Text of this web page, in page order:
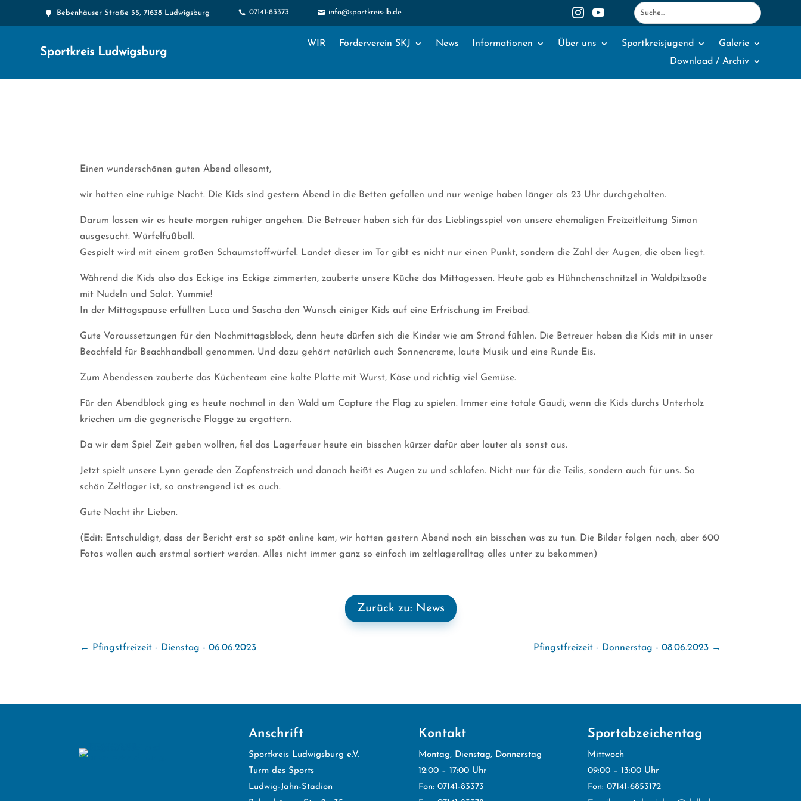
 Bebenhäuser Straße 35, 71638 Ludwigsburg  07141-83373  info@sportkreis-lb.de  
Sportkreis Ludwigsburg
WIR Förderverein SKJ News Informationen Über uns Sportkreisjugend
Galerie
Download / Archiv
Einen wunderschönen guten Abend allesamt,
wir hatten eine ruhige Nacht. Die Kids sind gestern Abend in die Betten gefallen und nur wenige haben länger als 23 Uhr durchgehalten.
Darum lassen wir es heute morgen ruhiger angehen. Die Betreuer haben sich für das Lieblingsspiel von unsere ehemaligen Freizeitleitung Simon
ausgesucht. Würfelfußball.
Gespielt wird mit einem großen Schaumstoffwürfel. Landet dieser im Tor gibt es nicht nur einen Punkt, sondern die Zahl der Augen, die oben liegt.
Während die Kids also das Eckige ins Eckige zimmerten, zauberte unsere Küche das Mittagessen. Heute gab es Hühnchenschnitzel in Waldpilzsoße
mit Nudeln und Salat. Yummie!
In der Mittagspause erfüllten Luca und Sascha den Wunsch einiger Kids auf eine Erfrischung im Freibad.
Gute Voraussetzungen für den Nachmittagsblock, denn heute dürfen sich die Kinder wie am Strand fühlen. Die Betreuer haben die Kids mit in unser
Beachfeld für Beachhandball genommen. Und dazu gehört natürlich auch Sonnencreme, laute Musik und eine Runde Eis.
Zum Abendessen zauberte das Küchenteam eine kalte Platte mit Wurst, Käse und richtig viel Gemüse.
Für den Abendblock ging es heute nochmal in den Wald um Capture the Flag zu spielen. Immer eine totale Gaudi, wenn die Kids durchs Unterholz
kriechen um die gegnerische Flagge zu ergattern.
Da wir dem Spiel Zeit geben wollten, fiel das Lagerfeuer heute ein bisschen kürzer dafür aber lauter als sonst aus.
Jetzt spielt unsere Lynn gerade den Zapfenstreich und danach heißt es Augen zu und schlafen. Nicht nur für die Teilis, sondern auch für uns. So
schön Zeltlager ist, so anstrengend ist es auch.
Gute Nacht ihr Lieben.
(Edit: Entschuldigt, dass der Bericht erst so spät online kam, wir hatten gestern Abend noch ein bisschen was zu tun. Die Bilder folgen noch, aber 600
Fotos wollen auch erstmal sortiert werden. Alles nicht immer ganz so einfach im zeltlageralltag alles unter zu bekommen)
Zurück zu: News
← Pfingstfreizeit - Dienstag - 06.06.2023 Pfingstfreizeit - Donnerstag - 08.06.2023→
Anschrift
Sportkreis Ludwigsburg e.V.
Turm des Sports
Ludwig-Jahn-Stadion
Kontakt
Montag, Dienstag, Donnerstag
12:00 – 17:00 Uhr
Fon: 07141-83373
Sportabzeichentag
Mittwoch
09:00 – 13:00 Uhr
Fon: 07141-6853172